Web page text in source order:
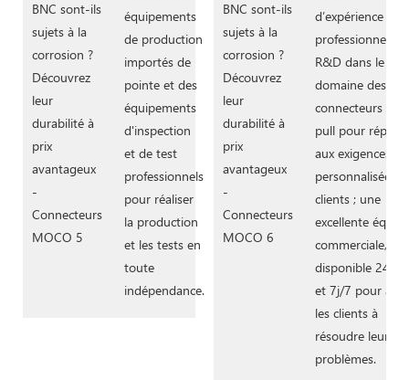
équipements
de production
importés de
pointe et des
équipements
d'inspection
et de test
professionnels
pour réaliser
la production
et les tests en
toute
indépendance.
d’expérience
professionnelle
R&D dans le
domaine des
connecteurs
pull pour
aux exigences
personnalisées
clients ; une
excellente équipe
commerciale,
disponible 24h/
et 7j/7 pour
les clients à
résoudre leurs
problèmes.